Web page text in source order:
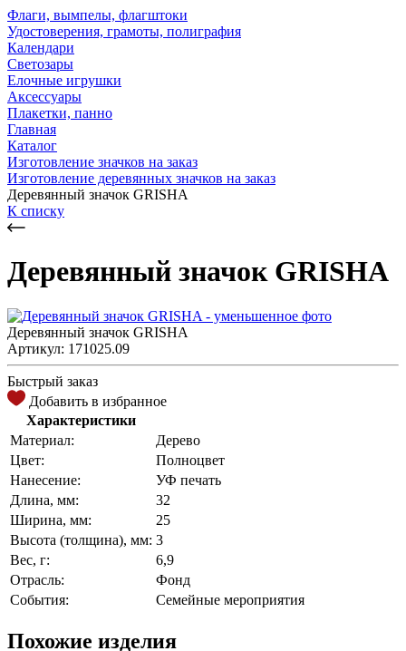
Флаги, вымпелы, флагштоки
Удостоверения, грамоты, полиграфия
Календари
Светозары
Елочные игрушки
Аксессуары
Плакетки, панно
Главная
Каталог
Изготовление значков на заказ
Изготовление деревянных значков на заказ
Деревянный значок GRISHA
К списку
Деревянный значок GRISHA
Деревянный значок GRISHA
Артикул: 171025.09
Быстрый заказ
Добавить в избранное
Характеристики
Материал:
Дерево
Цвет:
Полноцвет
Нанесение:
УФ печать
Длина, мм:
32
Ширина, мм:
25
Высота (толщина), мм: 3
Вес, г:
6,9
Отрасль:
Фонд
События:
Семейные мероприятия
Похожие изделия